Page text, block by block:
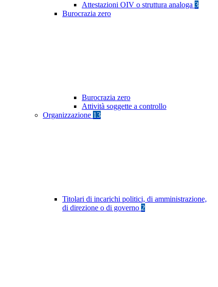
Attestazioni OIV o struttura analoga 3
Burocrazia zero
Burocrazia zero
Attività soggette a controllo
Organizzazione 13
Titolari di incarichi politici, di amministrazione,
di direzione o di governo 2